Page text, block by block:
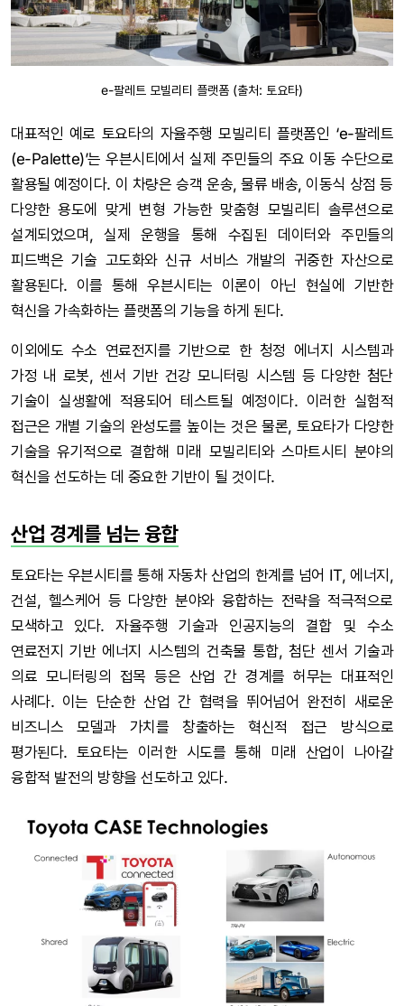
e-팔레트 모빌리티 플랫폼 (출처: 토요타)
대표적인 예로 토요타의 자율주행 모빌리티 플랫폼인 ‘e-팔레트
(e-Palette)’는 우븐시티에서 실제 주민들의 주요 이동 수단으로
활용될 예정이다. 이 차량은 승객 운송, 물류 배송, 이동식 상점 등
다양한 용도에 맞게 변형 가능한 맞춤형 모빌리티 솔루션으로
설계되었으며, 실제 운행을 통해 수집된 데이터와 주민들의
피드백은 기술 고도화와 신규 서비스 개발의 귀중한 자산으로
활용된다. 이를 통해 우븐시티는 이론이 아닌 현실에 기반한
혁신을 가속화하는 플랫폼의 기능을 하게 된다.
이외에도 수소 연료전지를 기반으로 한 청정 에너지 시스템과
가정 내 로봇, 센서 기반 건강 모니터링 시스템 등 다양한 첨단
기술이 실생활에 적용되어 테스트될 예정이다. 이러한 실험적
접근은 개별 기술의 완성도를 높이는 것은 물론, 토요타가 다양한
기술을 유기적으로 결합해 미래 모빌리티와 스마트시티 분야의
혁신을 선도하는 데 중요한 기반이 될 것이다.
산업 경계를 넘는 융합
토요타는 우븐시티를 통해 자동차 산업의 한계를 넘어 IT, 에너지,
건설, 헬스케어 등 다양한 분야와 융합하는 전략을 적극적으로
모색하고 있다. 자율주행 기술과 인공지능의 결합 및 수소
연료전지 기반 에너지 시스템의 건축물 통합, 첨단 센서 기술과
의료 모니터링의 접목 등은 산업 간 경계를 허무는 대표적인
사례다. 이는 단순한 산업 간 협력을 뛰어넘어 완전히 새로운
비즈니스 모델과 가치를 창출하는 혁신적 접근 방식으로
평가된다. 토요타는 이러한 시도를 통해 미래 산업이 나아갈
융합적 발전의 방향을 선도하고 있다.